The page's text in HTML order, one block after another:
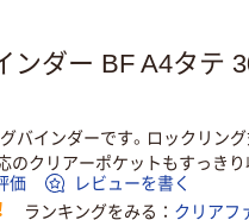
ンダー BF A4タテ
バインダーです。ロックリン
のクリアーポケットもすっきり
価 レビューを書く
ランキングをみる クリアフ